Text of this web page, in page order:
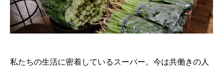
私たちの生活に密着しているスーパー。今は共働きの人